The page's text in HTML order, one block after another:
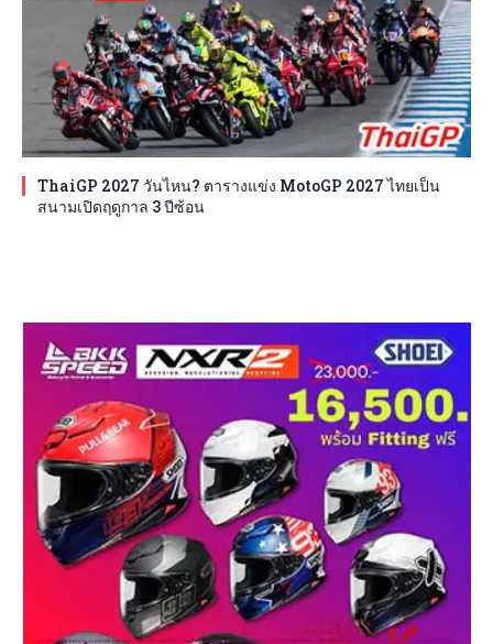
ThaiGP 2027 วันไหน? ตารางแข่ง MotoGP 2027 ไทยเป็น
สนามเปิดฤดูกาล 3 ปีซ้อน